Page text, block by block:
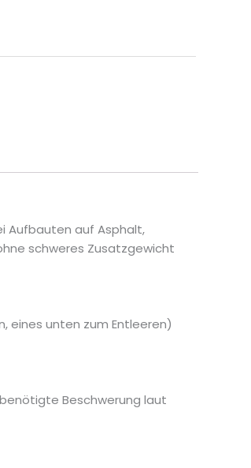
Aufbauten auf Asphalt,
schweres Zusatzgewicht
eines unten zum Entleeren)
Beschwerung laut